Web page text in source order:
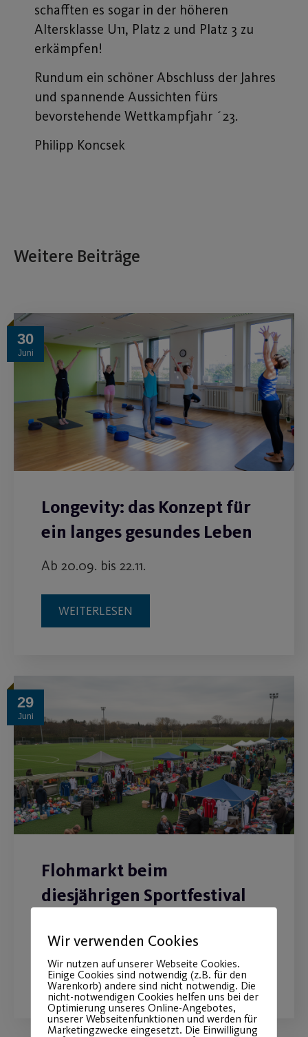
schafften es sogar in der höheren
Altersklasse U11, Platz 2 und Platz 3 zu
erkämpfen!
Rundum ein schöner Abschluss der Jahres
und spannende Aussichten fürs
bevorstehende Wettkampfjahr ´23.
Philipp Koncsek
Weitere Beiträge
30
Juni
Longevity: das Konzept für
ein langes gesundes Leben
Ab 20.09. bis 22.11.
WEITERLESEN
29
Juni
Flohmarkt beim
diesjährigen Sportfestival
WEITERLESEN
Wir verwenden Cookies
Wir nutzen auf unserer Webseite Cookies.
Einige Cookies sind notwendig (z.B. für den
Warenkorb) andere sind nicht notwendig. Die
nicht-notwendigen Cookies helfen uns bei der
Optimierung unseres Online-Angebotes,
unserer Webseitenfunktionen und werden für
Marketingzwecke eingesetzt. Die Einwilligung